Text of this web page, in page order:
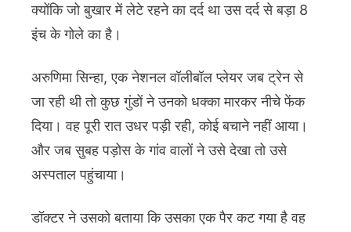
क्योंकि जो बुखार में लेटे रहने का दर्द था उस दर्द से बड़ा 8
इंच के गोले का है।
अरुणिमा सिन्हा, एक नेशनल वॉलीबॉल प्लेयर जब ट्रेन से
जा रही थी तो कुछ गुंडों ने उनको धक्का मारकर नीचे फेंक
दिया। वह पूरी रात उधर पड़ी रही, कोई बचाने नहीं आया।
और जब सुबह पड़ोस के गांव वालों ने उसे देखा तो उसे
अस्पताल पहुंचाया।
डॉक्टर ने उसको बताया कि उसका एक पैर कट गया है वह